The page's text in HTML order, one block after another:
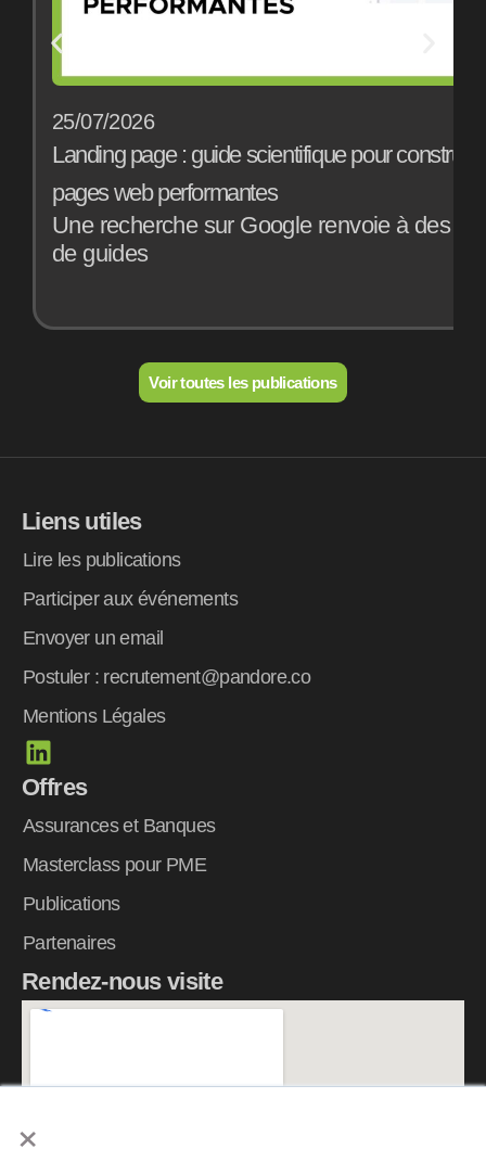
×
25/07/2026
Landing page : guide scientifique pour
pages web performantes
Une recherche sur Google renvoie à des
de guides
Voir toutes les publications
Liens utiles
Lire les publications
Participer aux événements
Envoyer un email
Postuler : recrutement@pandore.co
Mentions Légales
L
i
n
k
e
i
n
Offres
Assurances et Banques
Masterclass pour PME
Publications
Partenaires
Rendez-nous visite